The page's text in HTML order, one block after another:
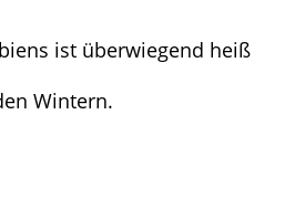
ist überwiegend heiß
Wintern.